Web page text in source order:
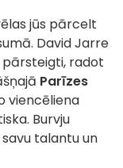
jūs pārcelt
David Jarre
pārsteigti, radot
Parīzes
viencēliena
Burvju
talantu un